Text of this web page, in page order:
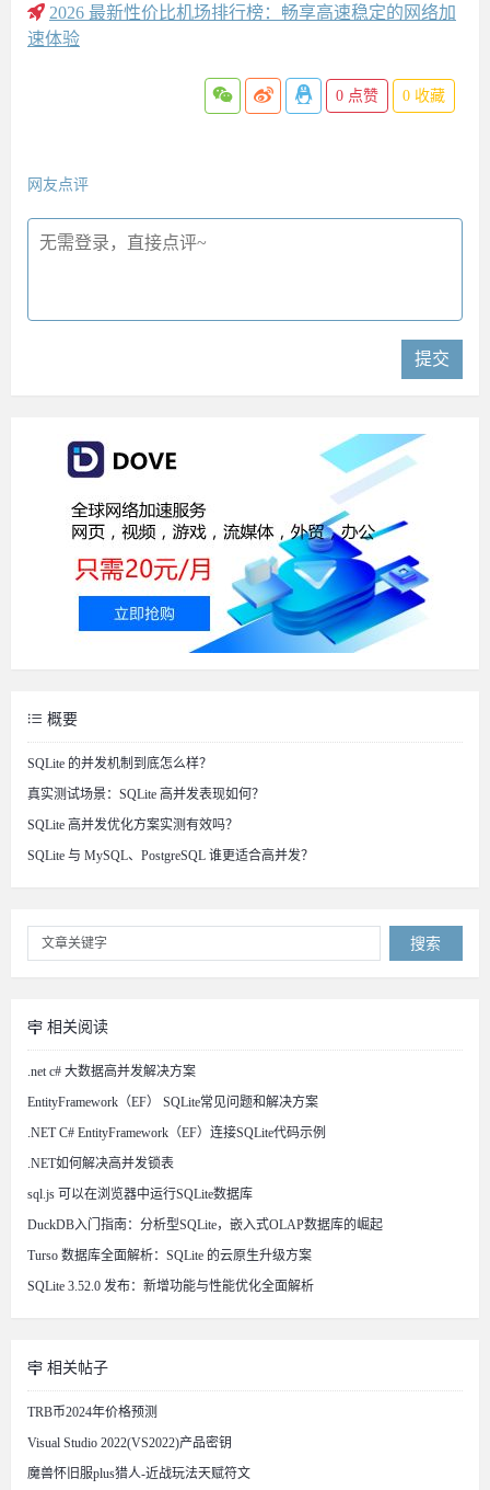
2026 最新性价比机场排行榜：畅享高速稳定的网络加
速体验
0 点赞 0 收藏
网友点评
提交
概要
SQLite 的并发机制到底怎么样？
真实测试场景：SQLite 高并发表现如何？
SQLite 高并发优化方案实测有效吗？
SQLite 与 MySQL、PostgreSQL 谁更适合高并发？
搜索
相关阅读
.net c# 大数据高并发解决方案
EntityFramework（EF） SQLite常见问题和解决方案
.NET C# EntityFramework（EF）连接SQLite代码示例
.NET如何解决高并发锁表
sql.js 可以在浏览器中运行SQLite数据库
DuckDB入门指南：分析型SQLite，嵌入式OLAP数据库的崛起
Turso 数据库全面解析：SQLite 的云原生升级方案
SQLite 3.52.0 发布：新增功能与性能优化全面解析
相关帖子
TRB币2024年价格预测
Visual Studio 2022(VS2022)产品密钥
魔兽怀旧服plus猎人-近战玩法天赋符文